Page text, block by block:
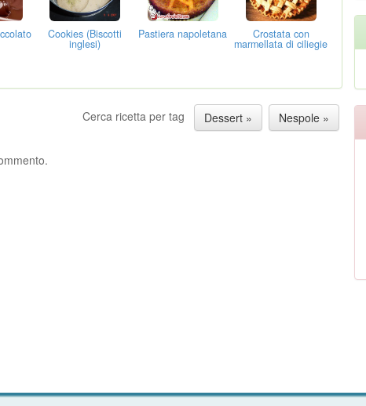
Cookies (Biscotti
inglesi)
Pastiera napoletana Crostata con
marmellata di ciliegie
Cerca ricetta per tag Dessert » Nespole »